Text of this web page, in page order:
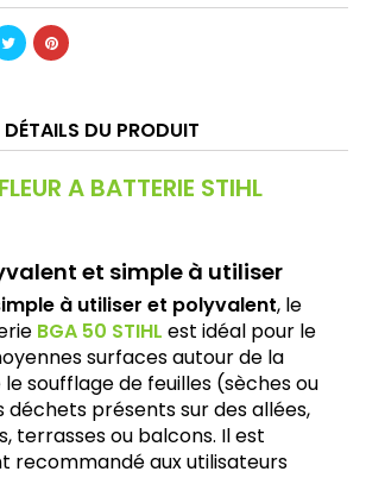
DÉTAILS DU PRODUIT
A BATTERIE STIHL
et simple à utiliser
à utiliser et polyvalent, le
BGA 50 STIHL est idéal pour le
surfaces autour de la
soufflage de feuilles (sèches ou
déchets présents sur des allées,
terrasses ou balcons. Il est
recommandé aux utilisateurs